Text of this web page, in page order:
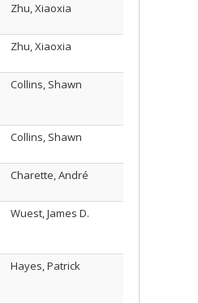
Zhu, Xiaoxia
Zhu, Xiaoxia
Collins, Shawn
Collins, Shawn
Charette, André
Wuest, James D.
Hayes, Patrick